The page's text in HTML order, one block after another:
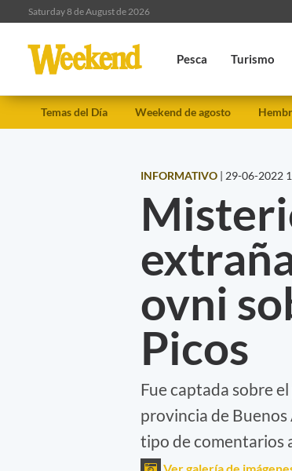
Saturday 8 de August de 2026
Pesca Turismo
Temas del Día Weekend de agosto
INFORMATIVO | 29-06-2022
ovni
Picos
Fue captada sobre
provincia de
tipo de comentarios